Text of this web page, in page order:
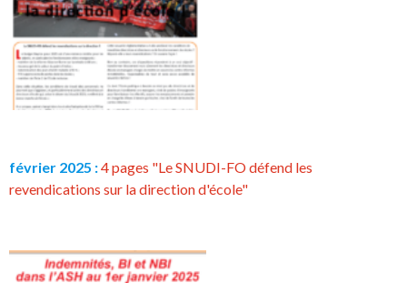
février 2025 :4 pages "Le SNUDI-FO défend les
revendications sur la direction d'école"